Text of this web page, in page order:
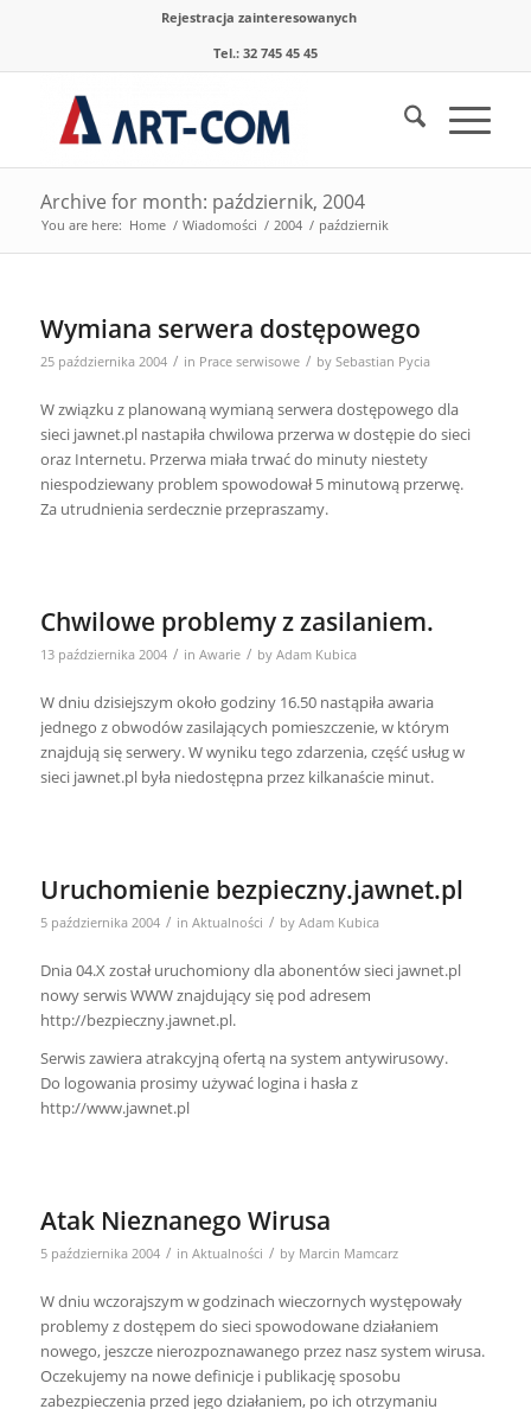
Rejestracja zainteresowanych
Tel.: 32 745 45 45
Archive for month: październik, 2004
You are here: Home / Wiadomości / 2004 / październik
Wymiana serwera dostępowego
25 października 2004 / in Prace serwisowe / by Sebastian Pycia
W związku z planowaną wymianą serwera dostępowego dla
sieci jawnet.pl nastapiła chwilowa przerwa w dostępie do sieci
oraz Internetu. Przerwa miała trwać do minuty niestety
niespodziewany problem spowodował 5 minutową przerwę.
Za utrudnienia serdecznie przepraszamy.
Chwilowe problemy z zasilaniem.
13 października 2004 / in Awarie / by Adam Kubica
W dniu dzisiejszym około godziny 16.50 nastąpiła awaria
jednego z obwodów zasilających pomieszczenie, w którym
znajdują się serwery. W wyniku tego zdarzenia, część usług w
sieci jawnet.pl była niedostępna przez kilkanaście minut.
Uruchomienie bezpieczny.jawnet.pl
5 października 2004 / in Aktualności / by Adam Kubica
Dnia 04.X został uruchomiony dla abonentów sieci jawnet.pl
nowy serwis WWW znajdujący się pod adresem
http://bezpieczny.jawnet.pl.
Serwis zawiera atrakcyjną ofertą na system antywirusowy.
Do logowania prosimy używać logina i hasła z
http://www.jawnet.pl
Atak Nieznanego Wirusa
5 października 2004 / in Aktualności / by Marcin Mamcarz
W dniu wczorajszym w godzinach wieczornych występowały
problemy z dostępem do sieci spowodowane działaniem
nowego, jeszcze nierozpoznawanego przez nasz system wirusa.
Oczekujemy na nowe definicje i publikację sposobu
zabezpieczenia przed jego działaniem, po ich otrzymaniu